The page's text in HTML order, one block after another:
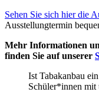
Sehen Sie sich hier die
Ausstellungtermin
Mehr Informationen
finden Sie auf unserer
Ist Tabakanbau
Schüler*innen mit